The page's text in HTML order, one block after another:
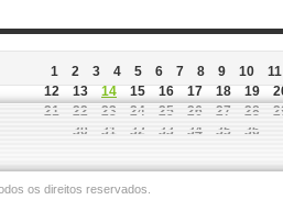
1 2 3 4 5 6 7 8 9 10
11
12
13 14 15 16 17 18 19
21
22 23 24 25 26 27 28
30
31 32 33 34 35 36
os direitos reservados.